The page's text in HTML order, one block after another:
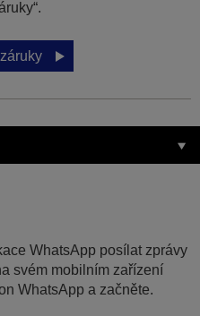
WhatsApp posílat zprávy
svém mobilním zařízení
WhatsApp a začněte.